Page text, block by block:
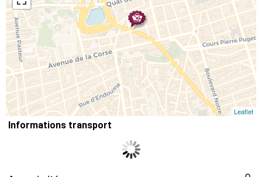
Leaflet
Informations transport